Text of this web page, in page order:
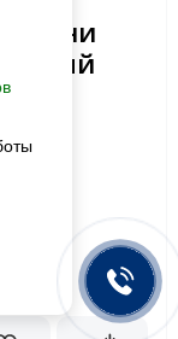
розничные
занимаемся
строительные
скидки
и получите